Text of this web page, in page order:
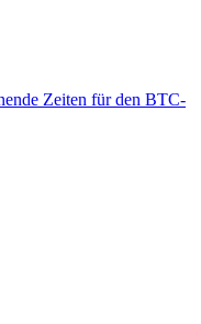
Zeiten für den BTC-